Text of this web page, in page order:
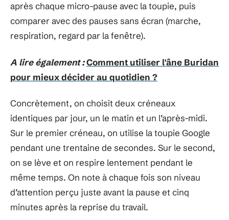
après chaque micro-pause avec la toupie, puis
comparer avec des pauses sans écran (marche,
respiration, regard par la fenêtre).
A lire également :Comment utiliser l'âne Buridan
pour mieux décider au quotidien ?
Concrètement, on choisit deux créneaux
identiques par jour, un le matin et un l’après-midi.
Sur le premier créneau, on utilise la toupie Google
pendant une trentaine de secondes. Sur le second,
on se lève et on respire lentement pendant le
même temps. On note à chaque fois son niveau
d’attention perçu juste avant la pause et cinq
minutes après la reprise du travail.